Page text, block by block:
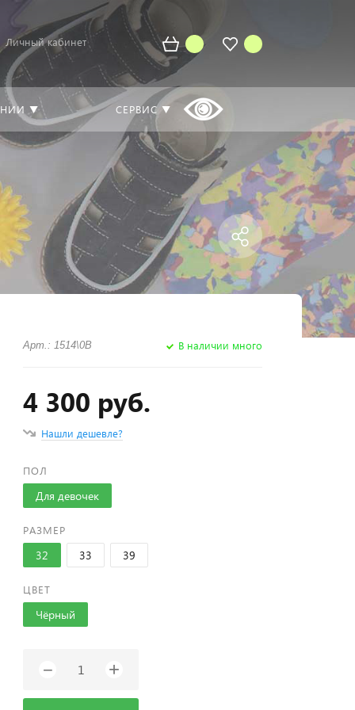
Личный кабинет
▼ СЕРВИС ▼
Арт.: 1514\0B В наличии много
4 300 руб.
Нашли дешевле?
ПОЛ
Для девочек
РАЗМЕР
32 33 39
ЦВЕТ
Чёрный
− +